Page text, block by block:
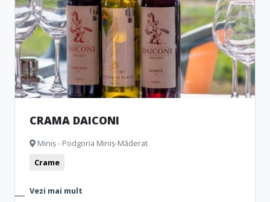
Clădiri reprezentative
Cetăți și castele
Ștranduri
Biserici
Muzee și Case memoriale
Monumente
Formațiuni naturale
Vestigii arheologice Camping
CRAMA DAICONI
Miniș - Podgoria Miniș-Măderat
Crame
Vezi mai mult